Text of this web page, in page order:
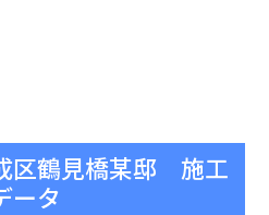
区鶴見橋某邸 施工
ータ